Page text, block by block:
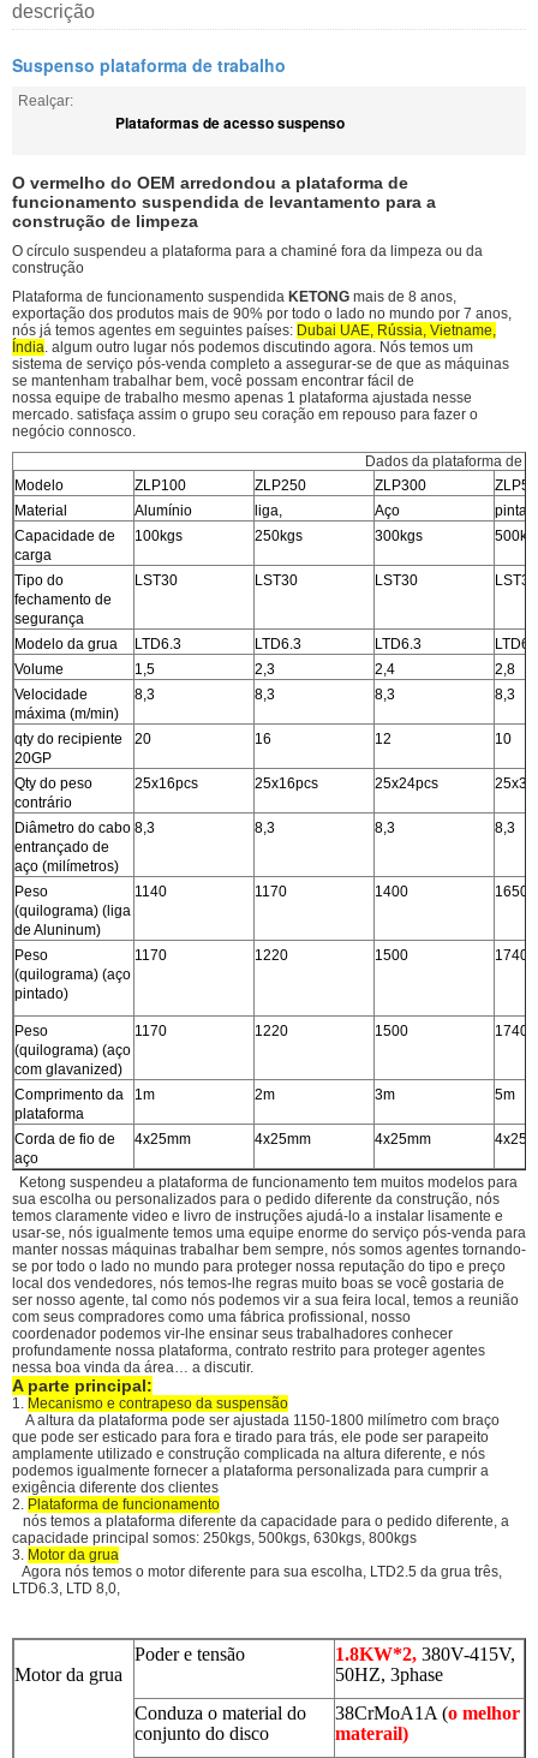
descrição
Suspenso plataforma de trabalho
Realçar:
Plataformas de acesso suspenso
O vermelho do OEM arredondou a plataforma de
funcionamento suspendida de levantamento para a
construção de limpeza
O círculo suspendeu a plataforma para a chaminé fora da limpeza ou da
construção
Plataforma de funcionamento suspendida KETONG mais de 8 anos,
exportação dos produtos mais de 90% por todo o lado no mundo por 7 anos,
nós já temos agentes em seguintes países: Dubai UAE, Rússia, Vietname,
Índia. algum outro lugar nós podemos discutindo agora. Nós temos um
sistema de serviço pós-venda completo a assegurar-se de que as máquinas
se mantenham trabalhar bem, você possam encontrar fácil de
nossa equipe de trabalho mesmo apenas 1 plataforma ajustada nesse
mercado. satisfaça assim o grupo seu coração em repouso para fazer o
negócio connosco.
Dados da plataforma de
Modelo
ZLP100 ZLP250 ZLP300
Material
Alumínio liga, Aço
Capacidade de
carga
100kgs 250kgs 300kgs
Tipo do
fechamento de
segurança
LST30 LST30 LST30 LST30
Modelo da grua LTD6.3 LTD6.3 LTD6.3
Volume
1,5 2,3 2,4
2,8
Velocidade
máxima (m/min)
8,3 8,3 8,3 8,3
qty do recipiente
20GP
20 16 12 10
Qty do peso
contrário
25x16pcs 25x16pcs 25x24pcs
Diâmetro do cabo
entrançado de
aço (milímetros)
8,3 8,3 8,3 8,3
Peso
(quilograma) (liga
de Aluninum)
1140 1170 1400 1650
Peso
(quilograma) (aço
pintado)
1170 1220 1500 1740
Peso
(quilograma) (aço
com glavanized)
1170 1220 1500 1740
Comprimento da
plataforma
1m 2m 3m 5m
Corda de fio de
aço
4x25mm 4x25mm 4x25mm
Ketong suspendeu a plataforma de funcionamento tem muitos modelos para
sua escolha ou personalizados para o pedido diferente da construção, nós
temos claramente video e livro de instruções ajudá-lo a instalar lisamente e
usar-se, nós igualmente temos uma equipe enorme do serviço pós-venda para
manter nossas máquinas trabalhar bem sempre, nós somos agentes tornando-
se por todo o lado no mundo para proteger nossa reputação do tipo e preço
local dos vendedores, nós temos-lhe regras muito boas se você gostaria de
ser nosso agente, tal como nós podemos vir a sua feira local, temos a reunião
com seus compradores como uma fábrica profissional, nosso
coordenador podemos vir-lhe ensinar seus trabalhadores conhecer
profundamente nossa plataforma, contrato restrito para proteger agentes
nessa boa vinda da área… a discutir.
A parte principal:
1. Mecanismo e contrapeso da suspensão
A altura da plataforma pode ser ajustada 1150-1800 milímetro com braço
que pode ser esticado para fora e tirado para trás, ele pode ser parapeito
amplamente utilizado e construção complicada na altura diferente, e nós
podemos igualmente fornecer a plataforma personalizada para cumprir a
exigência diferente dos clientes
2. Plataforma de funcionamento
nós temos a plataforma diferente da capacidade para o pedido diferente, a
capacidade principal somos: 250kgs, 500kgs, 630kgs, 800kgs
3. Motor da grua
Agora nós temos o motor diferente para sua escolha, LTD2.5 da grua três,
LTD6.3, LTD 8,0,
Motor da grua
Poder e tensão 1.8KW*2, 380V-415V,
50HZ, 3phase
Conduza o material do
conjunto do disco
38CrMoA1A (o melhor
materail)